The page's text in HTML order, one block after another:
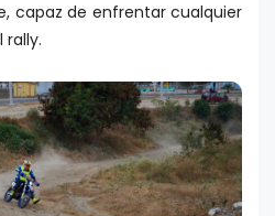
capaz de enfrentar cualquier